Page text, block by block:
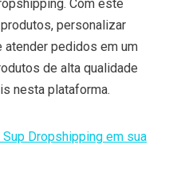
Com este
personalizar
atender pedidos em um
de alta qualidade
nesta plataforma.
Dropshipping em sua